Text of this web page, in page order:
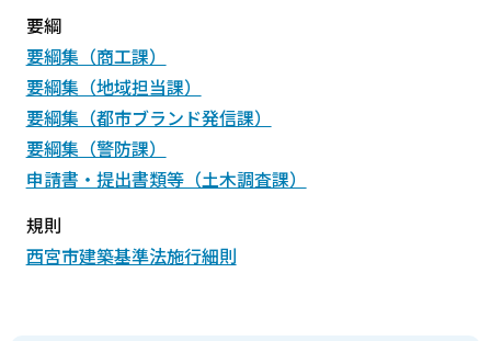
要綱
要綱集（商工課）
要綱集（地域担当課）
要綱集（都市ブランド発信課）
要綱集（警防課）
申請書・提出書類等（土木調査課）
規則
西宮市建築基準法施行細則